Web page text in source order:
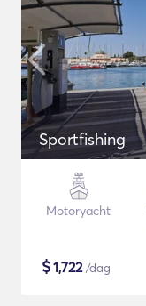
Sportfishing
Motoryacht
$1,722/dag